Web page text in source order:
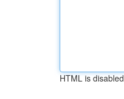
HTML is disabled